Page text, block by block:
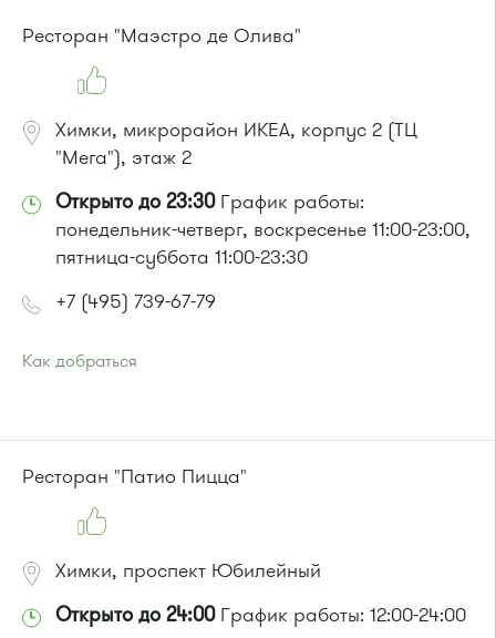
Ресторан "Маэстро де Олива"
Химки, микрорайон ИКЕА, корпус 2 (ТЦ
"Мега"), этаж 2
Открыто до 23:30График работы:
понедельник-четверг, воскресенье 11:00-23:00,
пятница-суббота 11:00-23:30
+7 (495) 739-67-79
Как добраться
905.
Маршрутка № 431м, 476м, 900
Ресторан "Патио Пицца"
Химки, проспект Юбилейный
Открыто до 24:00График работы: 12:00-24:00